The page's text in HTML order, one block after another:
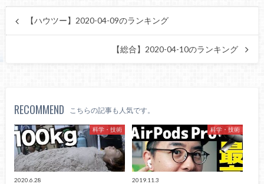
【ハウツー】2020-04-09のランキング
【総合】2020-04-10のランキング
RECOMMEND こちらの記事も人気です。
科学・技術
2020.6.28
科学・技術
2019.11.3